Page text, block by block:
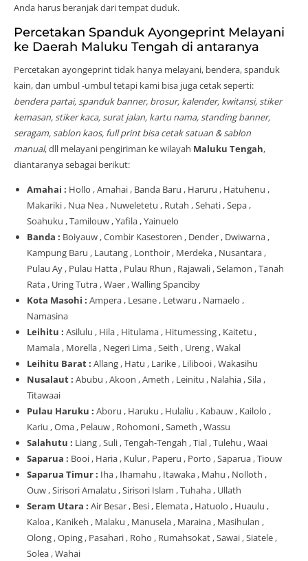
Anda harus beranjak dari tempat duduk.
Percetakan Spanduk Ayongeprint Melayani
ke Daerah Maluku Tengah di antaranya
Percetakan ayongeprint tidak hanya melayani, bendera, spanduk
kain, dan umbul -umbul tetapi kami bisa juga cetak seperti:
bendera partai, spanduk banner, brosur, kalender, kwitansi, stiker
kemasan, stiker kaca, surat jalan, kartu nama, standing banner,
seragam, sablon kaos, full print bisa cetak satuan & sablon
manual, dll melayani pengiriman ke wilayah Maluku Tengah,
diantaranya sebagai berikut:
Amahai : Hollo , Amahai , Banda Baru , Haruru , Hatuhenu ,
Makariki , Nua Nea , Nuweletetu , Rutah , Sehati , Sepa ,
Soahuku , Tamilouw , Yafila , Yainuelo
Banda : Boiyauw , Combir Kasestoren , Dender , Dwiwarna ,
Kampung Baru , Lautang , Lonthoir , Merdeka , Nusantara ,
Pulau Ay , Pulau Hatta , Pulau Rhun , Rajawali , Selamon , Tanah
Rata , Uring Tutra , Waer , Walling Spanciby
Kota Masohi : Ampera , Lesane , Letwaru , Namaelo ,
Namasina
Leihitu : Asilulu , Hila , Hitulama , Hitumessing , Kaitetu ,
Mamala , Morella , Negeri Lima , Seith , Ureng , Wakal
Leihitu Barat : Allang , Hatu , Larike , Lilibooi , Wakasihu
Nusalaut : Abubu , Akoon , Ameth , Leinitu , Nalahia , Sila ,
Titawaai
Pulau Haruku : Aboru , Haruku , Hulaliu , Kabauw , Kailolo ,
Kariu , Oma , Pelauw , Rohomoni , Sameth , Wassu
Salahutu : Liang , Suli , Tengah-Tengah , Tial , Tulehu , Waai
Saparua : Booi , Haria , Kulur , Paperu , Porto , Saparua , Tiouw
Saparua Timur : Iha , Ihamahu , Itawaka , Mahu , Nolloth ,
Ouw , Sirisori Amalatu , Sirisori Islam , Tuhaha , Ullath
Seram Utara : Air Besar , Besi , Elemata , Hatuolo , Huaulu ,
Kaloa , Kanikeh , Malaku , Manusela , Maraina , Masihulan ,
Olong , Oping , Pasahari , Roho , Rumahsokat , Sawai , Siatele ,
Solea , Wahai